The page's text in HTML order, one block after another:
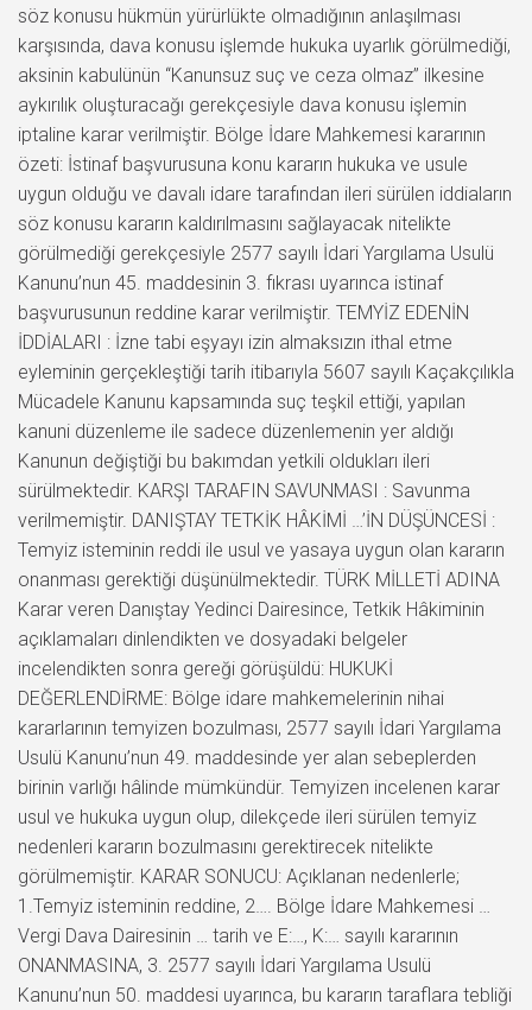
söz konusu hükmün yürürlükte olmadığının anlaşılması
karşısında, dava konusu işlemde hukuka uyarlık görülmediği,
aksinin kabulünün “Kanunsuz suç ve ceza olmaz” ilkesine
aykırılık oluşturacağı gerekçesiyle dava konusu işlemin
iptaline karar verilmiştir. Bölge İdare Mahkemesi kararının
özeti: İstinaf başvurusuna konu kararın hukuka ve usule
uygun olduğu ve davalı idare tarafından ileri sürülen iddiaların
söz konusu kararın kaldırılmasını sağlayacak nitelikte
görülmediği gerekçesiyle 2577 sayılı İdari Yargılama Usulü
Kanunu’nun 45. maddesinin 3. fıkrası uyarınca istinaf
başvurusunun reddine karar verilmiştir. TEMYİZ EDENİN
İDDİALARI : İzne tabi eşyayı izin almaksızın ithal etme
eyleminin gerçekleştiği tarih itibarıyla 5607 sayılı Kaçakçılıkla
Mücadele Kanunu kapsamında suç teşkil ettiği, yapılan
kanuni düzenleme ile sadece düzenlemenin yer aldığı
Kanunun değiştiği bu bakımdan yetkili oldukları ileri
sürülmektedir. KARŞI TARAFIN SAVUNMASI : Savunma
verilmemiştir. DANIŞTAY TETKİK HÂKİMİ …’İN DÜŞÜNCESİ :
Temyiz isteminin reddi ile usul ve yasaya uygun olan kararın
onanması gerektiği düşünülmektedir. TÜRK MİLLETİ ADINA
Karar veren Danıştay Yedinci Dairesince, Tetkik Hâkiminin
açıklamaları dinlendikten ve dosyadaki belgeler
incelendikten sonra gereği görüşüldü: HUKUKİ
DEĞERLENDİRME: Bölge idare mahkemelerinin nihai
kararlarının temyizen bozulması, 2577 sayılı İdari Yargılama
Usulü Kanunu’nun 49. maddesinde yer alan sebeplerden
birinin varlığı hâlinde mümkündür. Temyizen incelenen karar
usul ve hukuka uygun olup, dilekçede ileri sürülen temyiz
nedenleri kararın bozulmasını gerektirecek nitelikte
görülmemiştir. KARAR SONUCU: Açıklanan nedenlerle;
1.Temyiz isteminin reddine, 2…. Bölge İdare Mahkemesi …
Vergi Dava Dairesinin … tarih ve E:…, K:… sayılı kararının
ONANMASINA, 3. 2577 sayılı İdari Yargılama Usulü
Kanunu’nun 50. maddesi uyarınca, bu kararın taraflara tebliği